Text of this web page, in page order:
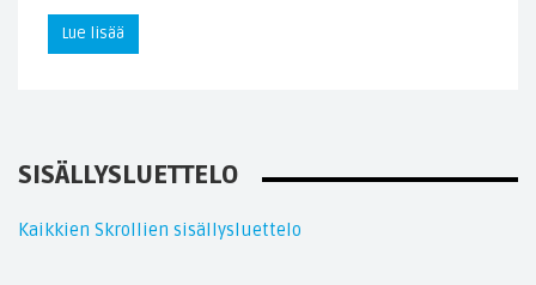
Lue lisää
SISÄLLYSLUETTELO
Kaikkien Skrollien sisällysluettelo